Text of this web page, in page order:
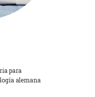
para
alemana